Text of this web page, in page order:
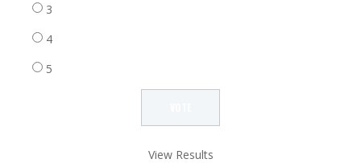
3
4
5
View Results